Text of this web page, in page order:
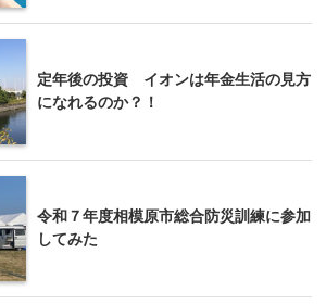
定年後の投資 イオンは年金生活の見方
になれるのか？！
令和７年度相模原市総合防災訓練に参加
してみた